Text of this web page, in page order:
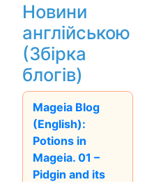
Новини
англійською
(Збірка
блогів)
Mageia Blog
(English):
Potions in
Mageia. 01 –
Pidgin and its